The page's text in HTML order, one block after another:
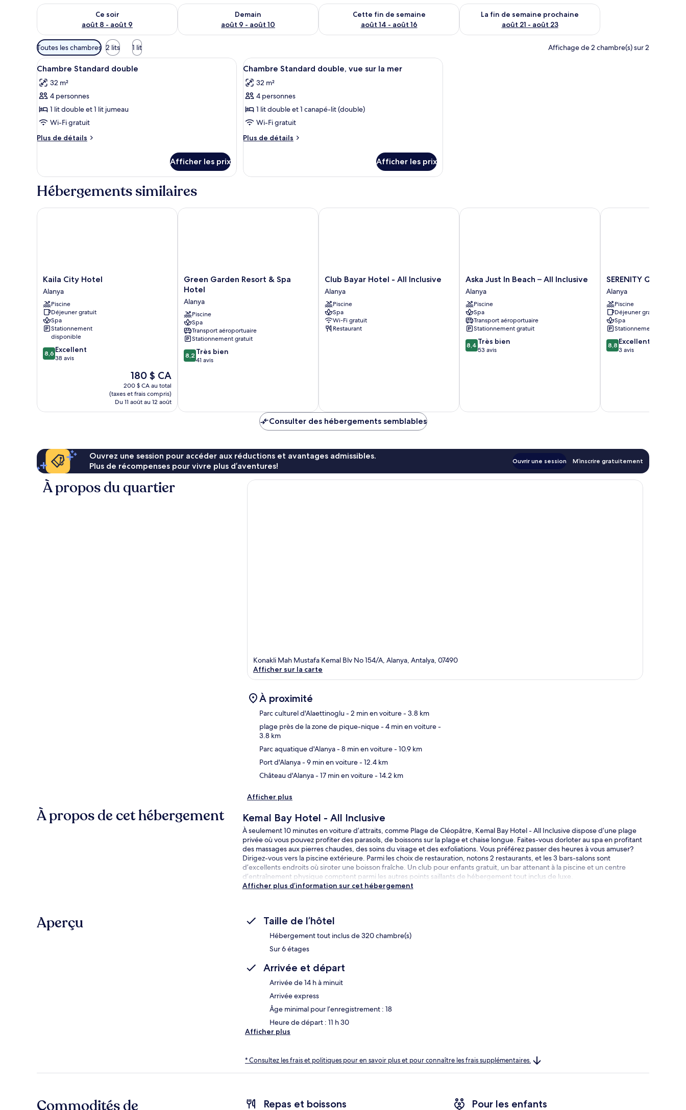
Ce soir
août 8 - août 9
Vérifier la disponibilité pour ce soir août 8 - août 9
Demain
août 9 - août 10
Vérifier la disponibilité pour demain août 9 - août 10
Cette fin de semaine
août 14 - août 16
Vérifier la disponibilité pour cette fin de semaine août 14 - août 16
La fin de semaine prochaine
août 21 - août 23
Vérifier la disponibilité pour la fin de semaine prochaine août
Filtres
disponibles
pour
les
chambres
Toutes les chambres 2 lits 1 lit Affichage de 2 chambre(s) sur 2
Afficher
toutes
les
photos
pour
ce
type
de
Chambre
Standard
double
Minibar contenant certains articles gratuits, bureau
6
Chambre Standard double
32 m²
4 personnes
1 lit double et 1 lit jumeau
Wi-Fi gratuit
Plus de détails
Plus
Chambre
Standard
double
Afficher les prix
Afficher
toutes
les
photos
pour
ce
type
de
Chambre
Standard
Minibar contenant certains articles gratuits, bureau
8
Chambre Standard double, vue sur la mer
32 m²
4 personnes
1 lit double et 1 canapé-lit (double)
Wi-Fi gratuit
Plus de détails
Plus
Chambre
sur
Afficher les prix
Hébergements similaires
Kaila
City
Hotel
Alanya
Kaila City Hotel
Alanya
Piscine
Déjeuner gratuit
Spa
Stationnement
disponible
8.6
sur
8,6 Excellent
38 avis
Le
prix
est
de
180 $ CA
180 $ CA
200 $ CA au total
(taxes et frais compris)
Du 11 août au 12 août
Kaila City Hotel
Green
Garden
&
Spa
Hotel
Alanya
Green Garden Resort & Spa
Hotel
Alanya
Piscine
Spa
Transport aéroportuaire
Stationnement gratuit
8.2
sur
8,2 Très bien
41 avis
Green Garden Resort & Spa Hotel
Club
Bayar
Hotel
-
All
Inclusive
Alanya
Club Bayar Hotel - All Inclusive
Alanya
Piscine
Spa
Wi-Fi gratuit
Restaurant
Club Bayar Hotel - All Inclusive
Aska
Just
In
Beach
–
All
Inclusive
Alanya
Aska Just In Beach – All Inclusive
Alanya
Piscine
Spa
Transport aéroportuaire
Stationnement gratuit
8.4
sur
8,4 Très bien
53 avis
Aska Just In Beach – All Inclusive
SERENITY
QUEEN
HOTEL
Alanya
SERENITY QUEEN
Alanya
Piscine
Déjeuner gratuit
Spa
Stationnement gratuit
8.8
sur
8,8 Excellent
3 avis
SERENITY QUEEN
Consulter des hébergements semblables
Ouvrez une session pour accéder aux réductions et avantages admissibles.
Plus de récompenses pour vivre plus d’aventures!
Ouvrir une session M’inscrire gratuitement
À propos du quartier
Konakli Mah Mustafa Kemal Blv No 154/A, Alanya, Antalya, 07490
Afficher sur la carte
À proximité
Parc culturel d'Alaettinoglu- 2 min en voiture- 3.8 km
plage près de la zone de pique-nique- 4 min en voiture-
3.8 km
Parc aquatique d'Alanya- 8 min en voiture- 10.9 km
Port d'Alanya- 9 min en voiture- 12.4 km
Château d'Alanya- 17 min en voiture- 14.2 km
Afficher plus
À propos de cet hébergement Kemal Bay Hotel - All Inclusive
À seulement 10 minutes en voiture d’attraits, comme Plage de Cléopâtre, Kemal Bay Hotel - All Inclusive dispose d’une plage
privée où vous pouvez profiter des parasols, de boissons sur la plage et chaise longue. Faites-vous dorloter au spa en profitant
des massages aux pierres chaudes, des soins du visage et des exfoliations. Vous préférez passer des heures à vous amuser?
Dirigez-vous vers la piscine extérieure. Parmi les choix de restauration, notons 2 restaurants, et les 3 bars-salons sont
d’excellents endroits où siroter une boisson fraîche. Un club pour enfants gratuit, un bar attenant à la piscine et un centre
d’entraînement physique comptent parmi les autres points saillants de hébergement tout inclus de luxe.
Afficher plus d’information sur cet hébergement
Aperçu Taille de l’hôtel
Hébergement tout inclus de 320 chambre(s)
Sur 6 étages
Arrivée et départ
Arrivée de 14 h à minuit
Arrivée express
Âge minimal pour l’enregistrement : 18
Heure de départ : 11 h 30
Afficher plus
* Consultez les frais et politiques pour en savoir plus et pour connaître les frais supplémentaires.
Commodités de Repas et boissons Pour les enfants